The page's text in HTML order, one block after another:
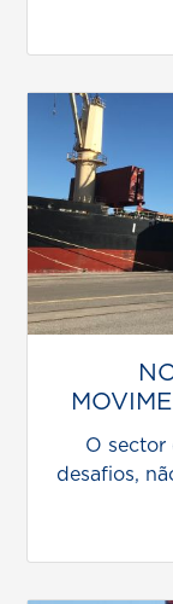
O sector
desafios,